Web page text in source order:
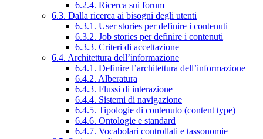
6.2.4. Ricerca sui forum
6.3. Dalla ricerca ai bisogni degli utenti
6.3.1. User stories per definire i contenuti
6.3.2. Job stories per definire i contenuti
6.3.3. Criteri di accettazione
6.4. Architettura dell’informazione
6.4.1. Definire l’architettura dell’informazione
6.4.2. Alberatura
6.4.3. Flussi di interazione
6.4.4. Sistemi di navigazione
6.4.5. Tipologie di contenuto (content type)
6.4.6. Ontologie e standard
6.4.7. Vocabolari controllati e tassonomie